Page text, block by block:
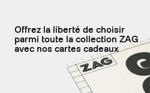
Offrez la liberté de choisir
parmi toute la collection ZAG
avec nos cartes cadeaux